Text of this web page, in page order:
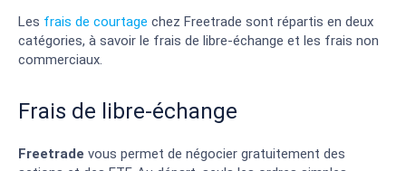
Les frais de courtage chez Freetrade sont répartis en deux
catégories, à savoir le frais de libre-échange et les frais non
commerciaux.
Frais de libre-échange
Freetrade vous permet de négocier gratuitement des